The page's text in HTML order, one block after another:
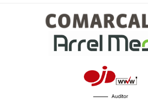
Auditor